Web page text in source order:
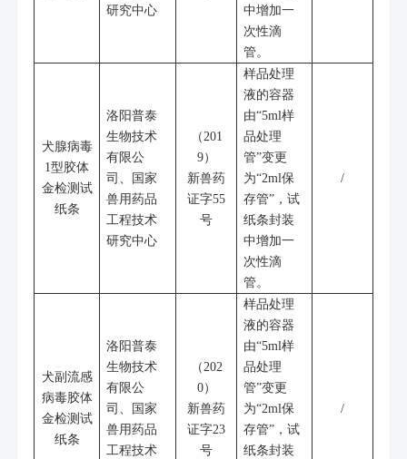
研究中心
中增加一
次性滴
管。
犬腺病毒
1型胶体
金检测试
纸条
洛阳普泰
生物技术
有限公
司、国家
兽用药品
工程技术
研究中心
（201
9）
新兽药
证字55
号
样品处理
液的容器
由“5ml样
品处理
管”变更
为“2ml保
存管” ，试
纸条封装
中增加一
次性滴
管。
/
犬副流感
病毒胶体
金检测试
纸条
洛阳普泰
生物技术
有限公
司、国家
兽用药品
工程技术
（202
0）
新兽药
证字23
号
样品处理
液的容器
由“5ml样
品处理
管”变更
为“2ml保
存管” ，试
纸条封装
/